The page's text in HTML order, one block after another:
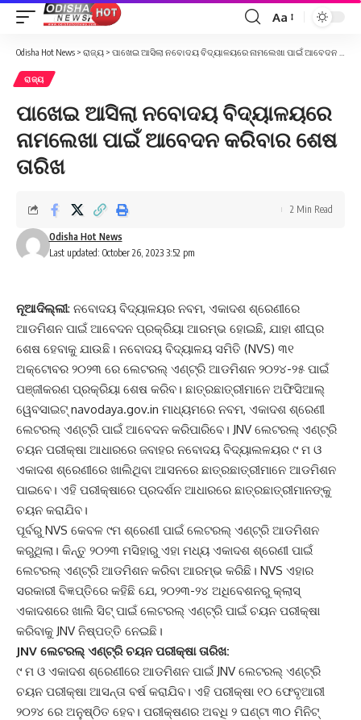
Font
Resizer
Aa
Odisha Hot News > ରାଜ୍ୟ > ପାଖେଇ ଆସିଲା ନବୋଦୟ ବିଦ୍ୟାଳୟରେ ନାମଲେଖା ପାଇଁ ଆବେଦନ କରିବାର ଶେଷ ତାରିଖ
ରାଜ୍ୟ
ପାଖେଇ ଆସିଲା ନବୋଦୟ ବିଦ୍ୟାଳୟରେ
ନାମଲେଖା ପାଇଁ ଆବେଦନ କରିବାର ଶେଷ
ତାରିଖ
Last updated: October 26, 2023 3:52 pm
Odisha Hot News
2 Min Read
ନୂଆଦିଲ୍ଲୀ: ନବୋଦୟ ବିଦ୍ୟାଳୟର ନବମ, ଏକାଦଶ ଶ୍ରେଣୀରେ
ଆଡମିଶନ ପାଇଁ ଆବେଦନ ପ୍ରକ୍ରିୟା ଆରମ୍ଭ ହୋଇଛି, ଯାହା ଶୀଘ୍ର
ଶେଷ ହେବାକୁ ଯାଉଛି। ନବୋଦୟ ବିଦ୍ୟାଳୟ ସମିତି (NVS) ୩୧
ଅକ୍ଟୋବର ୨୦୨୩ ରେ ଲେଟରଲ୍ ଏଣ୍ଟ୍ରି ଆଡମିଶନ ୨୦୨୪-୨୫ ପାଇଁ
ପଞ୍ଜୀକରଣ ପ୍ରକ୍ରିୟା ଶେଷ କରିବ। ଛାତ୍ରଛାତ୍ରୀମାନେ ଅଫିସିଆଲ୍
ୱେବସାଇଟ୍ navodaya.gov.in ମାଧ୍ୟମରେ ନବମ, ଏକାଦଶ ଶ୍ରେଣୀ
ଲେଟରଲ୍ ଏଣ୍ଟ୍ରି ପାଇଁ ଆବେଦନ କରିପାରିବେ। JNV ଲେଟରଲ୍ ଏଣ୍ଟ୍ରି
ଚୟନ ପରୀକ୍ଷା ଆଧାରରେ ଜବାହର ନବୋଦୟ ବିଦ୍ୟାଲଳୟର ୯ ମ ଓ
ଏକାଦଶ ଶ୍ରେଣୀରେ ଖାଲିଥିବା ଆସନରେ ଛାତ୍ରଛାତ୍ରୀମାନେ ଆଡମିଶନ
ପାଇବେ। ଏହି ପରୀକ୍ଷାରେ ପ୍ରଦର୍ଶନ ଆଧାରରେ ଛାତ୍ରଛାତ୍ରୀମାନଙ୍କୁ
ଚୟନ କରାଯିବ।
ପୂର୍ବରୁ NVS କେବଳ ୯ମ ଶ୍ରେଣୀ ପାଇଁ ଲେଟରଲ୍ ଏଣ୍ଟ୍ରି ଆଡମିଶନ
କରୁଥିଲା। କିନ୍ତୁ ୨୦୨୩ ମସିହାରୁ ଏହା ମଧ୍ୟ ଏକାଦଶ ଶ୍ରେଣୀ ପାଇଁ
ଲେଟରଲ୍ ଏଣ୍ଟ୍ରି ଆଡମିଶନ କରିବା ଆରମ୍ଭ କରିଛି। NVS ଏହାର
ସରକାରୀ ବିଜ୍ଞପ୍ତିରେ କହିଛି ଯେ, ୨୦୨୩-୨୪ ଅଧିବେଶନରୁ କ୍ଲାସ୍
ଏକାଦଶରେ ଖାଲି ସିଟ୍ ପାଇଁ ଲେଟରଲ୍ ଏଣ୍ଟ୍ରି ପାଇଁ ଚୟନ ପରୀକ୍ଷା
କରିବାକୁ JNV ନିଷ୍ପତ୍ତି ନେଇଛି।
JNV ଲେଟରଲ୍ ଏଣ୍ଟ୍ରି ଚୟନ ପରୀକ୍ଷା ତାରିଖ:
୯ ମ ଓ ଏକାଦଶ ଶ୍ରେଣୀରେ ଆଡମିଶନ ପାଇଁ JNV ଲେଟରଲ୍ ଏଣ୍ଟ୍ରି
ଚୟନ ପରୀକ୍ଷା ଆସନ୍ତା ବର୍ଷ କରାଯିବ। ଏହି ପରୀକ୍ଷା ୧୦ ଫେବୃଆରୀ
୨୦୨୪ ରେ ଅନୁଷ୍ଠିତ ହେବ। ପରୀକ୍ଷଣର ଅବଧି ୨ ଘଣ୍ଟା ୩୦ ମିନିଟ୍